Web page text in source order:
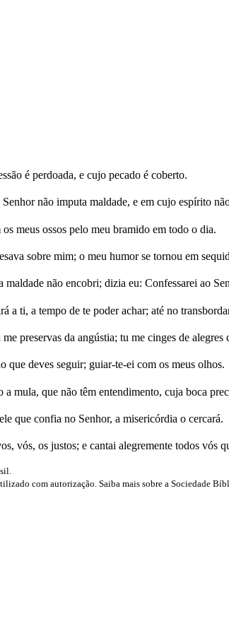
é perdoada, e cujo pecado é coberto.
não imputa maldade, e em cujo espírito
meus ossos pelo meu bramido em todo o dia.
sobre mim; o meu humor se tornou em
não encobri; dizia eu: Confessarei ao
a ti, a tempo de te poder achar; até no
preservas da angústia; tu me cinges de
que deves seguir; guiar-te-ei com os meus olhos.
mula, que não têm entendimento, cuja boca
que confia no Senhor, a misericórdia o cercará.
vós, os justos; e cantai alegremente todos vós
com autorização. Saiba mais sobre a Sociedade